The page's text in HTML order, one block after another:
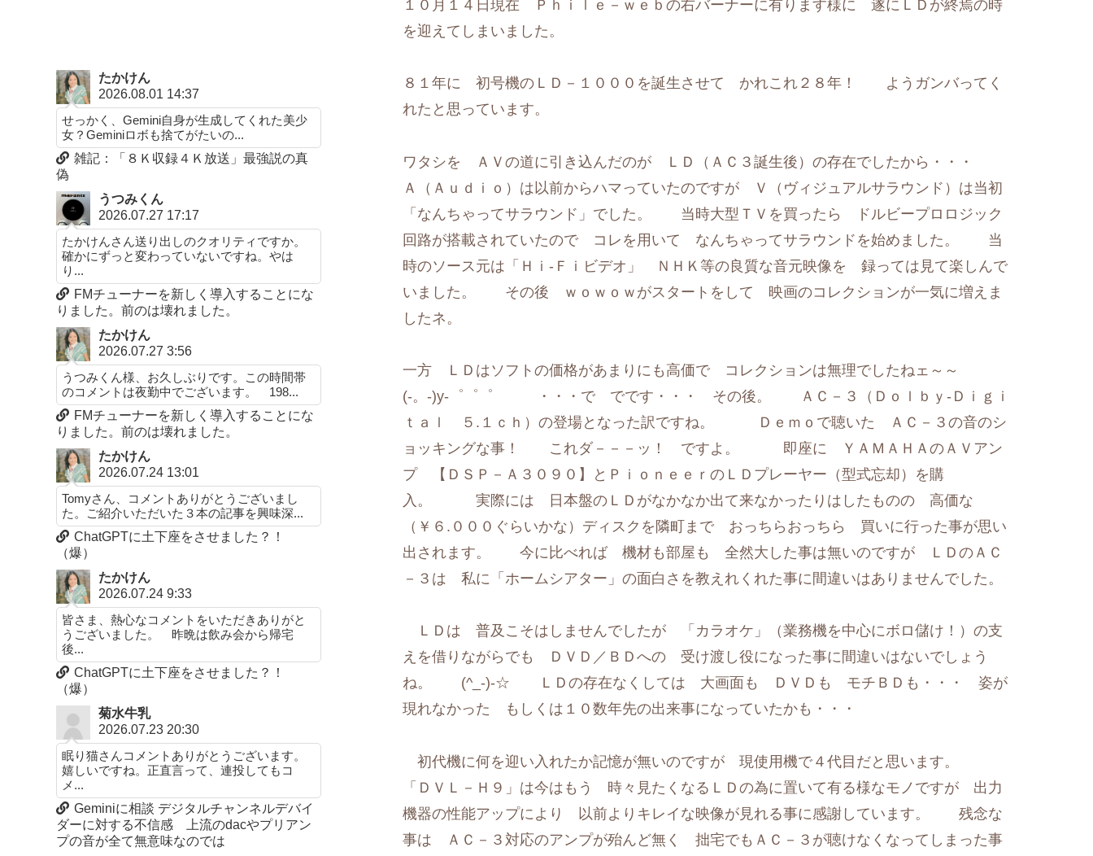
１０月１４日現在 Ｐｈｉｌｅ－ｗｅｂの右バーナーに有ります様に 遂にＬＤが終焉の時
を迎えてしまいました。
８１年に 初号機のＬＤ－１０００を誕生させて かれこれ２８年！ ようガンバってく
れたと思っています。
ワタシを ＡＶの道に引き込んだのが ＬＤ（ＡＣ３誕生後）の存在でしたから・・・
Ａ（Ａｕｄｉｏ）は以前からハマっていたのですが Ｖ（ヴィジュアルサラウンド）は当初
「なんちゃってサラウンド」でした。 当時大型ＴＶを買ったら ドルビープロロジック
回路が搭載されていたので コレを用いて なんちゃってサラウンドを始めました。 当
時のソース元は「Ｈｉ-Ｆｉビデオ」 ＮＨＫ等の良質な音元映像を 録っては見て楽しんで
いました。 その後 ｗｏｗｏｗがスタートをして 映画のコレクションが一気に増えま
したネ。
一方 ＬＤはソフトの価格があまりにも高価で コレクションは無理でしたねェ～～
(-。-)y-゜゜゜ ・・・で でです・・・ その後。 ＡＣ－３（Ｄｏｌｂｙ-Ｄｉｇｉ
ｔａｌ ５.１ｃｈ）の登場となった訳ですね。 Ｄｅｍｏで聴いた ＡＣ－３の音のシ
ョッキングな事！ これダ－－－ッ！ ですよ。 即座に ＹＡＭＡＨＡのＡＶアン
プ 【ＤＳＰ－Ａ３０９０】とＰｉｏｎｅｅｒのＬＤプレーヤー（型式忘却）を購
入。 実際には 日本盤のＬＤがなかなか出て来なかったりはしたものの 高価な
（￥６.０００ぐらいかな）ディスクを隣町まで おっちらおっちら 買いに行った事が思い
出されます。 今に比べれば 機材も部屋も 全然大した事は無いのですが ＬＤのＡＣ
－３は 私に「ホームシアター」の面白さを教えれくれた事に間違いはありませんでした。
ＬＤは 普及こそはしませんでしたが 「カラオケ」（業務機を中心にボロ儲け！）の支
えを借りながらでも ＤＶＤ／ＢＤへの 受け渡し役になった事に間違いはないでしょう
ね。 (^_-)-☆ ＬＤの存在なくしては 大画面も ＤＶＤも モチＢＤも・・・ 姿が
現れなかった もしくは１０数年先の出来事になっていたかも・・・
初代機に何を迎い入れたか記憶が無いのですが 現使用機で４代目だと思います。
「ＤＶＬ－Ｈ９」は今はもう 時々見たくなるＬＤの為に置いて有る様なモノですが 出力
機器の性能アップにより 以前よりキレイな映像が見れる事に感謝しています。 残念な
事は ＡＣ－３対応のアンプが殆んど無く 拙宅でもＡＣ－３が聴けなくなってしまった事
たかけん
2026.08.01 14:37
せっかく、Gemini自身が生成してくれた美少
女？Geminiロボも捨てがたいの...
雑記：「８Ｋ収録４Ｋ放送」最強説の真
偽
うつみくん
2026.07.27 17:17
たかけんさん送り出しのクオリティですか。
確かにずっと変わっていないですね。やは
り...
FMチューナーを新しく導入することにな
りました。前のは壊れました。
たかけん
2026.07.27 3:56
うつみくん様、お久しぶりです。この時間帯
のコメントは夜勤中でございます。 198...
FMチューナーを新しく導入することにな
りました。前のは壊れました。
たかけん
2026.07.24 13:01
Tomyさん、コメントありがとうございまし
た。ご紹介いただいた３本の記事を興味深...
ChatGPTに土下座をさせました？！
（爆）
たかけん
2026.07.24 9:33
皆さま、熱心なコメントをいただきありがと
うございました。 昨晩は飲み会から帰宅
後...
ChatGPTに土下座をさせました？！
（爆）
菊水牛乳
2026.07.23 20:30
眠り猫さんコメントありがとうございます。
嬉しいですね。正直言って、連投してもコ
メ...
Geminiに相談 デジタルチャンネルデバイ
ダーに対する不信感 上流のdacやプリアン
プの音が全て無意味なのでは